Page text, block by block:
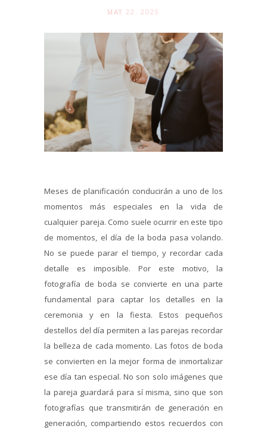
MAY 22. 2025
Meses de planificación conducirán a uno de los
momentos más especiales en la vida de
cualquier pareja. Como suele ocurrir en este tipo
de momentos, el día de la boda pasa volando.
No se puede parar el tiempo, y recordar cada
detalle es imposible. Por este motivo, la
fotografía de boda se convierte en una parte
fundamental para captar los detalles en la
ceremonia y en la fiesta. Estos pequeños
destellos del día permiten a las parejas recordar
la belleza de cada momento. Las fotos de boda
se convierten en la mejor forma de inmortalizar
ese día tan especial. No son solo imágenes que
la pareja guardará para sí misma, sino que son
fotografías que transmitirán de generación en
generación, compartiendo estos recuerdos con